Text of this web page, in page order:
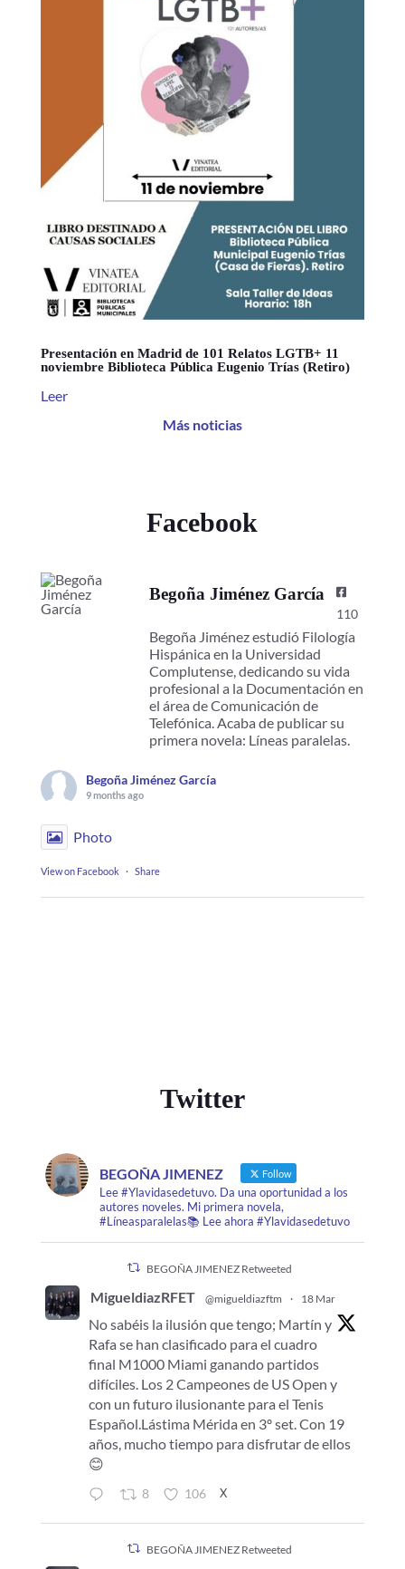
Presentación en Madrid de 101 Relatos LGTB+ 11
noviembre Biblioteca Pública Eugenio Trías (Retiro)
Leer
Más noticias
Facebook
Begoña Jiménez García
110
Begoña Jiménez estudió Filología
Hispánica en la Universidad
Complutense, dedicando su vida
profesional a la Documentación en
el área de Comunicación de
Telefónica. Acaba de publicar su
primera novela: Líneas paralelas.
Begoña Jiménez García
9 months ago
Photo
View on Facebook · Share
Twitter
BEGOÑA JIMENEZ Follow
Lee #Ylavidasedetuvo. Da una oportunidad a los
autores noveles. Mi primera novela,
#Líneasparalelas📚 Lee ahora #Ylavidasedetuvo
BEGOÑA JIMENEZ Retweeted
MigueldiazRFET @migueldiazftm · 18 Mar
No sabéis la ilusión que tengo; Martín y
Rafa se han clasificado para el cuadro
final M1000 Miami ganando partidos
difíciles. Los 2 Campeones de US Open y
con un futuro ilusionante para el Tenis
Español.Lástima Mérida en 3º set. Con 19
años, mucho tiempo para disfrutar de ellos
😊
8 106 X
BEGOÑA JIMENEZ Retweeted